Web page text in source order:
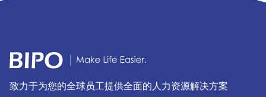
致力于为您的全球员工提供全面的人力资源解决方案